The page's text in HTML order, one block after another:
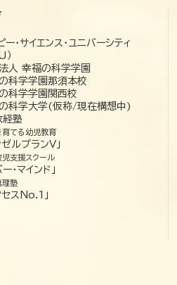
ー・サイエンス・ユニバーシティ
）
人 幸福の科学学園
科学学園那須本校
科学学園関西校
科学大学(仮称/現在構想中)
経塾
育てる幼児教育
ゼルプランV」
児支援スクール
ー・マインド」
理塾
セスNo.1」